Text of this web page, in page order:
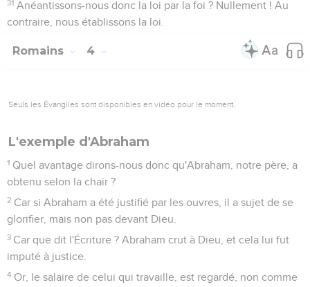
31 Anéantissons-nous donc la loi par la foi ? Nullement ! Au
contraire, nous établissons la loi.
Romains 4
Seuls les Évangiles sont disponibles en vidéo pour le moment.
L'exemple d'Abraham
1 Quel avantage dirons-nous donc qu'Abraham, notre père, a
obtenu selon la chair ?
2 Car si Abraham a été justifié par les ouvres, il a sujet de se
glorifier, mais non pas devant Dieu.
3 Car que dit l'Écriture ? Abraham crut à Dieu, et cela lui fut
imputé à justice.
4 Or, le salaire de celui qui travaille, est regardé, non comme